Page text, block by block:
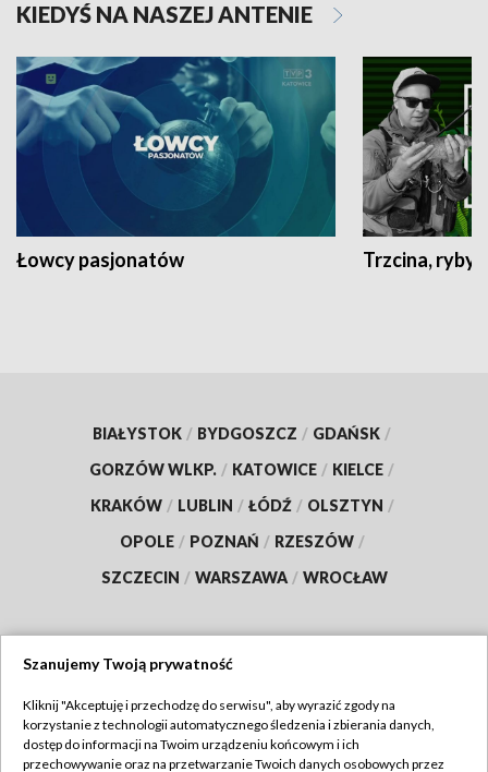
KIEDYŚ NA NASZEJ ANTENIE
Łowcy pasjonatów Trzcina, ryby
BIAŁYSTOK / BYDGOSZCZ / GDAŃSK /
GORZÓW WLKP. / KATOWICE / KIELCE /
KRAKÓW / LUBLIN / ŁÓDŹ / OLSZTYN /
OPOLE / POZNAŃ / RZESZÓW /
SZCZECIN / WARSZAWA / WROCŁAW
TVP
Abonament TVP
Szanujemy Twoją prywatność
Kliknij "Akceptuję i przechodzę do serwisu", aby wyrazić zgody na
korzystanie z technologii automatycznego śledzenia i zbierania danych,
dostęp do informacji na Twoim urządzeniu końcowym i ich
przechowywanie oraz na przetwarzanie Twoich danych osobowych przez